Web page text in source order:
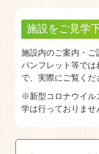
施設をご見学
施設内のご案内・ご
パンフレット等で
で、実際にご覧くだ
※新型コロナウイル
学は行っておりませ